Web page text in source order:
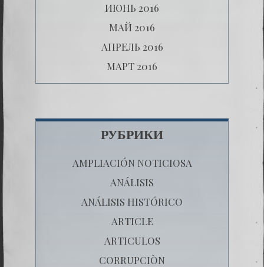
ИЮНЬ 2016
МАЙ 2016
АПРЕЛЬ 2016
МАРТ 2016
РУБРИКИ
AMPLIACIÓN NOTICIOSA
ANÁLISIS
ANÁLISIS HISTÓRICO
ARTICLE
ARTICULOS
CORRUPCIÒN